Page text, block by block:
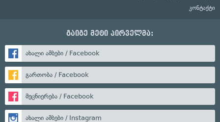
კონტაქტი
გაიგე მეტი პირველმა:
ახალი ამბები / Facebook
გართობა / Facebook
მეცნიერება / Facebook
ახალი ამბები / Instagram